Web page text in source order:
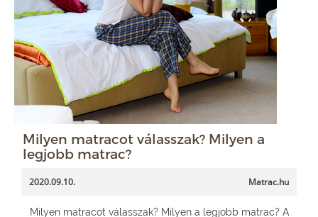
Milyen matracot válasszak? Milyen a
legjobb matrac?
2020.09.10. Matrac.hu
Milyen matracot válasszak? Milyen a legjobb matrac? A